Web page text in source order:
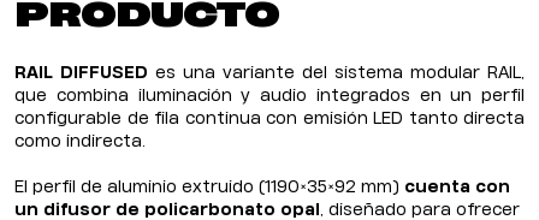
PRODUCTO
RAIL DIFFUSED es una variante del sistema modular RAIL,
que combina iluminación y audio integrados en un perfil
configurable de fila continua con emisión LED tanto directa
como indirecta.
El perfil de aluminio extruido (1190×35×92 mm) cuenta con
un difusor de policarbonato opal , diseñado para ofrecer